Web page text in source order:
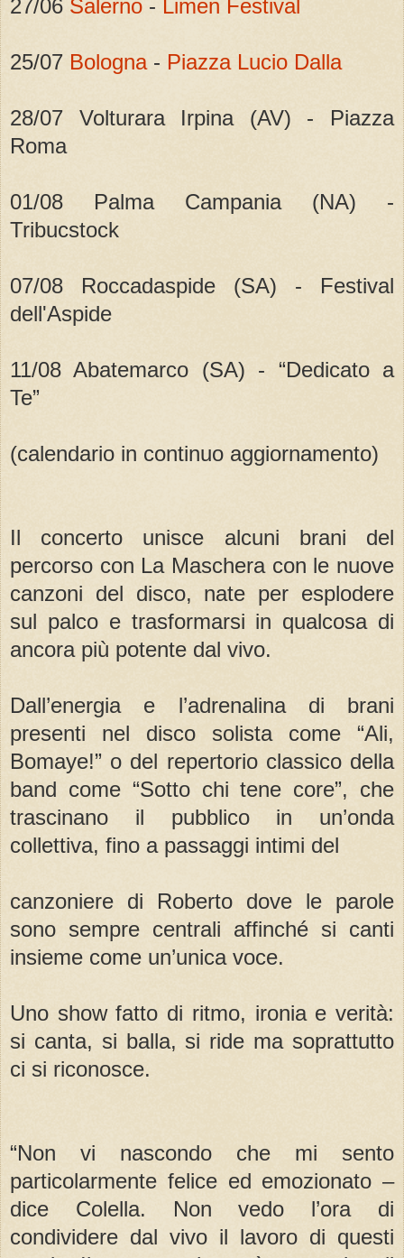
27/06 Salerno - Limen Festival
25/07 Bologna- Piazza Lucio Dalla
28/07 Volturara Irpina (AV) - Piazza
Roma
01/08 Palma Campania (NA) -
Tribucstock
07/08 Roccadaspide (SA) - Festival
dell'Aspide
11/08 Abatemarco (SA) - “Dedicato a
Te”
(calendario in continuo aggiornamento)
Il concerto unisce alcuni brani del
percorso con La Maschera con le nuove
canzoni del disco, nate per esplodere
sul palco e trasformarsi in qualcosa di
ancora più potente dal vivo.
Dall’energia e l’adrenalina di brani
presenti nel disco solista come “Ali,
Bomaye!” o del repertorio classico della
band come “Sotto chi tene core”, che
trascinano il pubblico in un’onda
collettiva, fino a passaggi intimi del
canzoniere di Roberto dove le parole
sono sempre centrali affinché si canti
insieme come un’unica voce.
Uno show fatto di ritmo, ironia e verità:
si canta, si balla, si ride ma soprattutto
ci si riconosce.
“Non vi nascondo che mi sento
particolarmente felice ed emozionato –
dice Colella. Non vedo l’ora di
condividere dal vivo il lavoro di questi